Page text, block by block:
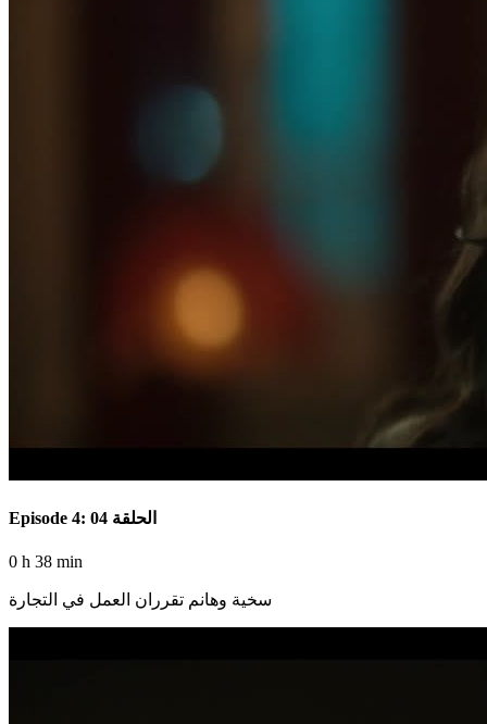
Episode 4: الحلقة 04
0 h 38 min
سخية وهانم تقرران العمل في التجارة